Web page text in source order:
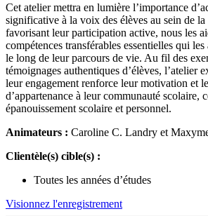
Cet atelier mettra en lumière l’importance
significative à la voix des élèves au sein de
favorisant leur participation active, nous les
compétences transférables essentielles qui
le long de leur parcours de vie. Au fil des
témoignages authentiques d’élèves, l’atelier
leur engagement renforce leur motivation et
d’appartenance à leur communauté scolaire,
épanouissement scolaire et personnel.
Animateurs : Caroline C. Landry et
Clientèle(s) cible(s) :
Toutes les années d’études
Visionnez l'enregistrement